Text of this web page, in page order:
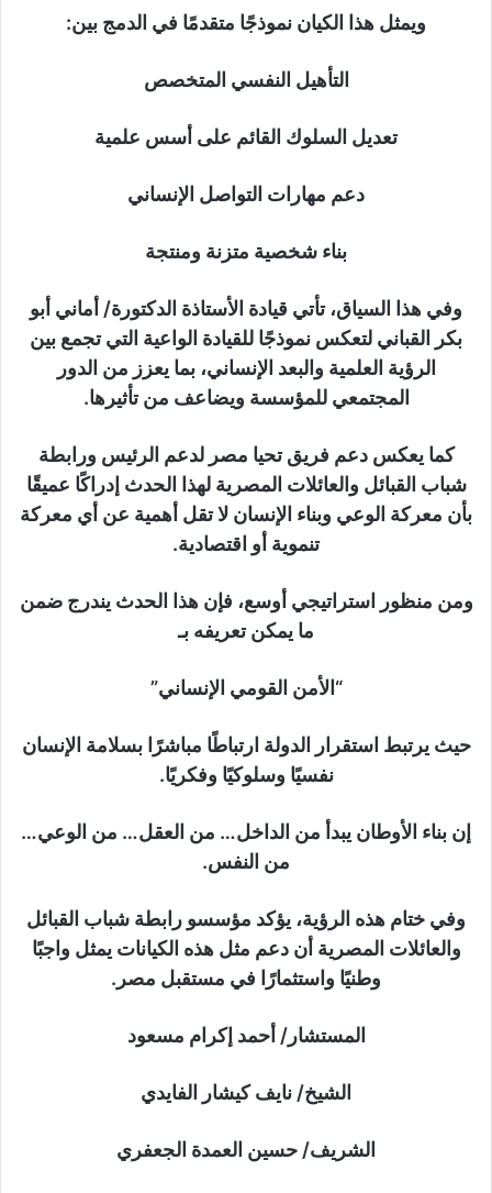
ويمثل هذا الكيان نموذجًا متقدمًا في الدمج بين:
التأهيل النفسي المتخصص
تعديل السلوك القائم على أسس علمية
دعم مهارات التواصل الإنساني
بناء شخصية متزنة ومنتجة
وفي هذا السياق، تأتي قيادة الأستاذة الدكتورة/ أماني أبو
بكر القباني لتعكس نموذجًا للقيادة الواعية التي تجمع بين
الرؤية العلمية والبعد الإنساني، بما يعزز من الدور
المجتمعي للمؤسسة ويضاعف من تأثيرها.
كما يعكس دعم فريق تحيا مصر لدعم الرئيس ورابطة
شباب القبائل والعائلات المصرية لهذا الحدث إدراكًا عميقًا
بأن معركة الوعي وبناء الإنسان لا تقل أهمية عن أي معركة
تنموية أو اقتصادية.
ومن منظور استراتيجي أوسع، فإن هذا الحدث يندرج ضمن
ما يمكن تعريفه بـ
“الأمن القومي الإنساني”
حيث يرتبط استقرار الدولة ارتباطًا مباشرًا بسلامة الإنسان
نفسيًا وسلوكيًا وفكريًا.
إن بناء الأوطان يبدأ من الداخل… من العقل… من الوعي…
من النفس.
وفي ختام هذه الرؤية، يؤكد مؤسسو رابطة شباب القبائل
والعائلات المصرية أن دعم مثل هذه الكيانات يمثل واجبًا
وطنيًا واستثمارًا في مستقبل مصر.
المستشار/ أحمد إكرام مسعود
الشيخ/ نايف كيشار الفايدي
الشريف/ حسين العمدة الجعفري